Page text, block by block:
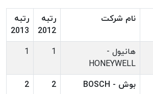
نام شرکت
رتبه
2012
رتبه
2013
هانیول -
HONEYWELL
1
1
بوش - BOSCH 2
2